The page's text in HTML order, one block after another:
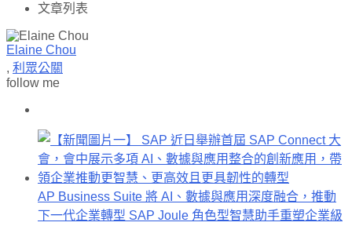
文章列表
Elaine Chou
, 利眾公關
follow me
AP Business Suite 將 AI、數據與應用深度融合，推動
下一代企業轉型 SAP Joule 角色型智慧助手重塑企業級